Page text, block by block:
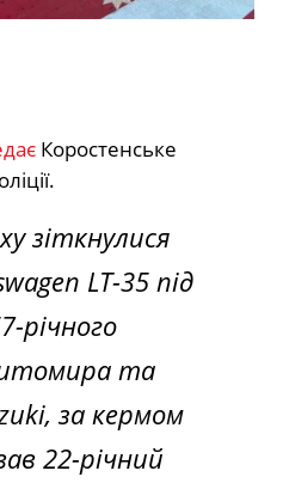
Коростенське
зіткнулися
LT-35 під
річного
та
за кермом
22-річний